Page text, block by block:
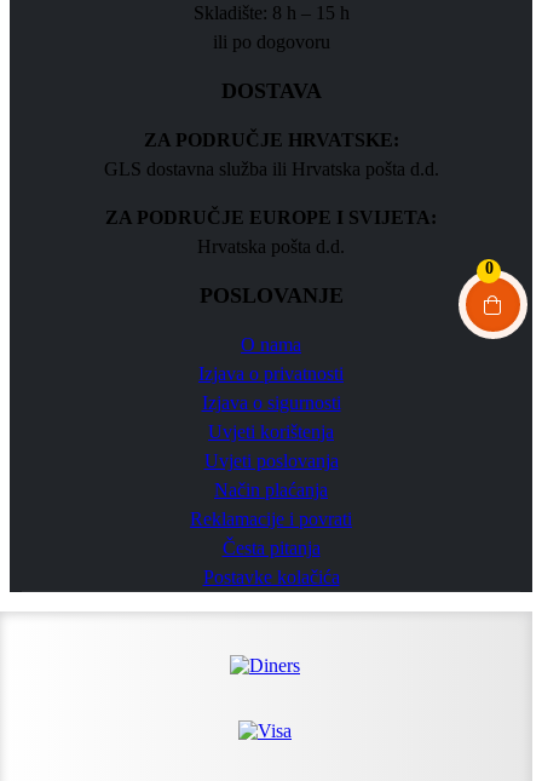
0
Skladište: 8 h – 15 h
ili po dogovoru
DOSTAVA
ZA PODRUČJE HRVATSKE:
GLS dostavna služba ili Hrvatska pošta d.d.
ZA PODRUČJE EUROPE I SVIJETA:
Hrvatska pošta d.d.
POSLOVANJE
O nama
Izjava o privatnosti
Izjava o sigurnosti
Uvjeti korištenja
Uvjeti poslovanja
Način plaćanja
Reklamacije i povrati
Česta pitanja
Postavke kolačića